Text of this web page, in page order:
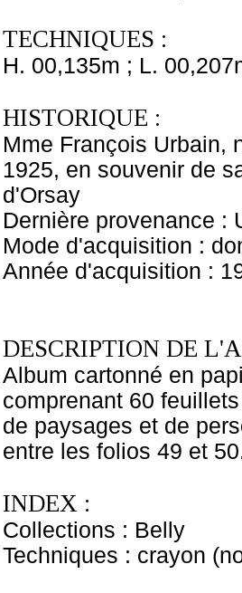
TECHNIQUES :
H. 00,135m ; L.
HISTORIQUE :
Mme François Urbain,
1925, en souvenir de
d'Orsay
Dernière provenance :
Mode d'acquisition :
Année d'acquisition :
DESCRIPTION DE
Album cartonné en
comprenant 60
de paysages et de
entre les folios 49 et
INDEX :
Collections : Belly
Techniques : crayon